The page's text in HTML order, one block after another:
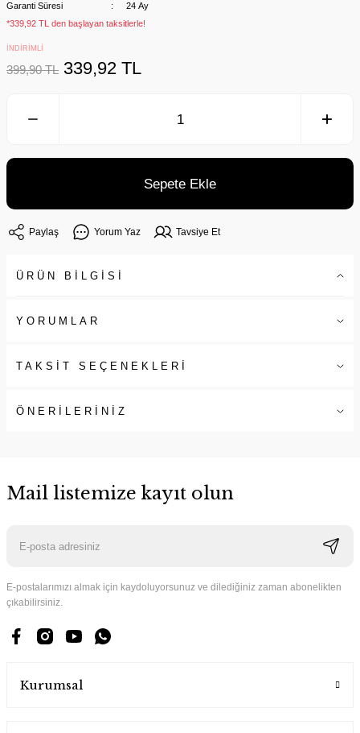
Garanti Süresi
24 Ay
*339,92 TL den başlayan taksitlerle!
İNDİRİMLİ
399,90 TL 339,92 TL
Sepete Ekle
Paylaş Yorum Yaz Tavsiye Et
ÜRÜN BİLGİSİ
YORUMLAR
TAKSİT SEÇENEKLERİ
ÖNERİLERİNİZ
Mail listemize kayıt olun
E-postalarımızı almak için kaydoluyorsunuz ve dilediğiniz zaman abonelikten
çıkabilirsiniz.
Kurumsal